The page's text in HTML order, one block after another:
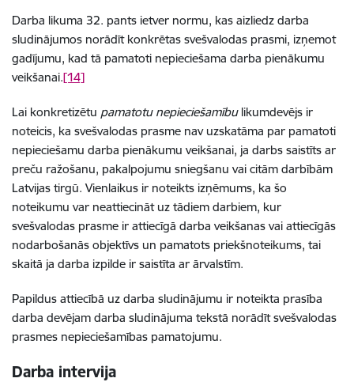
Darba likuma 32. pants ietver normu, kas aizliedz darba
sludinājumos norādīt konkrētas svešvalodas prasmi, izņemot
gadījumu, kad tā pamatoti nepieciešama darba pienākumu
veikšanai.[14]
Lai konkretizētu pamatotu nepieciešamībulikumdevējs ir
noteicis, ka svešvalodas prasme nav uzskatāma par pamatoti
nepieciešamu darba pienākumu veikšanai, ja darbs saistīts ar
preču ražošanu, pakalpojumu sniegšanu vai citām darbībām
Latvijas tirgū. Vienlaikus ir noteikts izņēmums, ka šo
noteikumu var neattiecināt uz tādiem darbiem, kur
svešvalodas prasme ir attiecīgā darba veikšanas vai attiecīgās
nodarbošanās objektīvs un pamatots priekšnoteikums, tai
skaitā ja darba izpilde ir saistīta ar ārvalstīm.
Papildus attiecībā uz darba sludinājumu ir noteikta prasība
darba devējam darba sludinājuma tekstā norādīt svešvalodas
prasmes nepieciešamības pamatojumu.
Darba intervija